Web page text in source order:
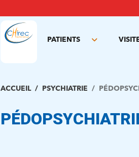
PATIENTS
Toggle
ACCUEIL PSYCHIATRIE